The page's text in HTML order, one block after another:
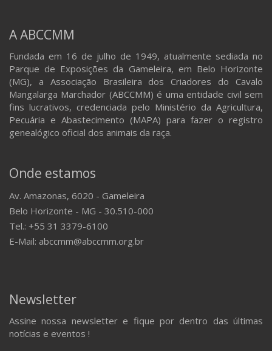
A ABCCMM
Fundada em 16 de julho de 1949, atualmente sediada no
Parque de Exposições da Gameleira, em Belo Horizonte
(MG), a Associação Brasileira dos Criadores do Cavalo
Mangalarga Marchador (ABCCMM) é uma entidade civil sem
fins lucrativos, credenciada pelo Ministério da Agricultura,
Pecuária e Abastecimento (MAPA) para fazer o registro
genealógico oficial dos animais da raça.
Onde estamos
Av. Amazonas, 6020 - Gameleira
Belo Horizonte - MG - 30.510-000
Tel.: +55 31 3379-6100
E-Mail: abccmm@abccmm.org.br
Newsletter
Assine nossa newsletter e fique por dentro das últimas
notícias e eventos !